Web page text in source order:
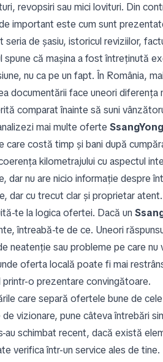
revopsiri sau mici lovituri. Din
important este cum sunt
seria de șasiu, istoricul reviziilor,
spune că mașina a fost întreținută
nu ca pe un fapt. În România,
documentării face uneori diferența
comparat înainte să suni
mai multe oferte
care costă timp și bani după
kilometrajului cu aspectul
dar nu are nicio informație despre
dar cu trecut clar și proprietar atent.
te la logica ofertei. Dacă un
întreabă-te de ce. Uneori
neatenție sau probleme pe care
oferta locală poate fi mai
printr-o prezentare convingătoare.
care separă ofertele bune de
de vizionare, pune câteva întrebări
au schimbat recent, dacă există
verifica într-un service ales de tine.